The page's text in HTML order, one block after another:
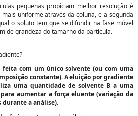
pequenas propiciam melhor resolução é
uniforme através da coluna, e a segunda
o soluto tem que se difundir na fase móvel
de grandeza do tamanho da partícula.
feita com um único solvente (ou com uma
constante). A eluição por gradiente
uma quantidade de solvente B a uma
aumentar a força eluente (variação da
durante a análise).